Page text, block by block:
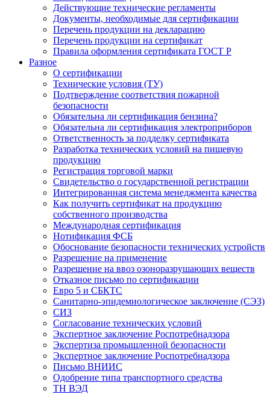
Действующие технические регламенты
Документы, необходимые для сертификации
Перечень продукции на декларацию
Перечень продукции на сертификат
Правила оформления сертификата ГОСТ Р
Разное
О сертификации
Технические условия (ТУ)
Подтверждение соответствия пожарной
безопасности
Обязательна ли сертификация бензина?
Обязательна ли сертификация электроприборов
Ответственность за подделку сертификата
Разработка технических условий на пищевую
продукцию
Регистрация торговой марки
Свидетельство о государственной регистрации
Интегрированная система менеджмента качества
Как получить сертификат на продукцию
собственного производства
Международная сертификация
Нотификация ФСБ
Обоснование безопасности технических устройств
Разрешение на применение
Разрешение на ввоз озоноразрушающих веществ
Отказное письмо по сертификации
Евро 5 и СБКТС
Санитарно-эпидемиологическое заключение (СЭЗ)
СИЗ
Согласование технических условий
Экспертное заключение Роспотребнадзора
Экспертиза промышленной безопасности
Экспертное заключение Роспотребнадзора
Письмо ВНИИС
Одобрение типа транспортного средства
ТН ВЭД